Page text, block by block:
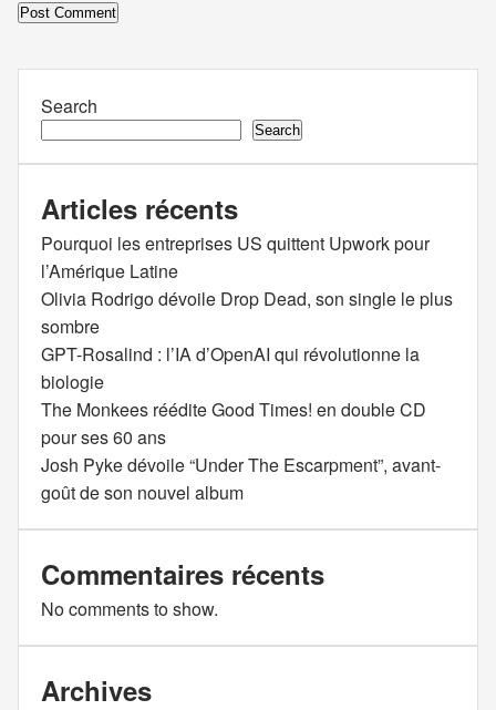
Search
Search
Articles récents
Pourquoi les entreprises US quittent Upwork pour
l’Amérique Latine
Olivia Rodrigo dévoile Drop Dead, son single le plus
sombre
GPT-Rosalind : l’IA d’OpenAI qui révolutionne la
biologie
The Monkees réédite Good Times! en double CD
pour ses 60 ans
Josh Pyke dévoile “Under The Escarpment”, avant-
goût de son nouvel album
Commentaires récents
No comments to show.
Archives